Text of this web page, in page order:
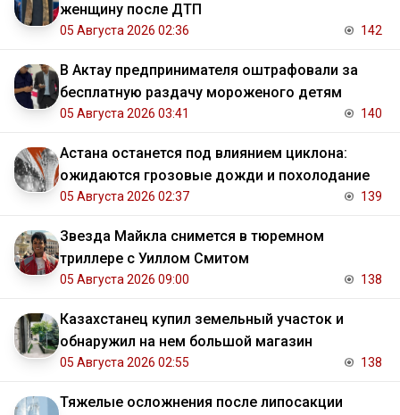
женщину после ДТП
05 Августа 2026 02:36 142
В Актау предпринимателя оштрафовали за
бесплатную раздачу мороженого детям
05 Августа 2026 03:41 140
Астана останется под влиянием циклона:
ожидаются грозовые дожди и похолодание
05 Августа 2026 02:37 139
Звезда Майкла снимется в тюремном
триллере с Уиллом Смитом
05 Августа 2026 09:00 138
Казахстанец купил земельный участок и
обнаружил на нем большой магазин
05 Августа 2026 02:55 138
Тяжелые осложнения после липосакции